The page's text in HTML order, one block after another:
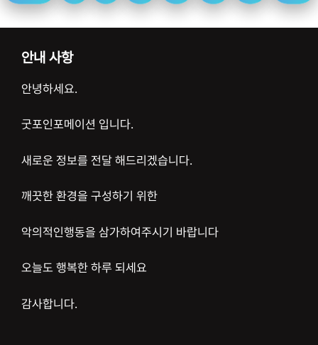
안내 사항
안녕하세요.
굿포인포메이션 입니다.
새로운 정보를 전달 해드리겠습니다.
깨끗한 환경을 구성하기 위한
악의적인행동을 삼가하여주시기 바랍니다
오늘도 행복한 하루 되세요
감사합니다.